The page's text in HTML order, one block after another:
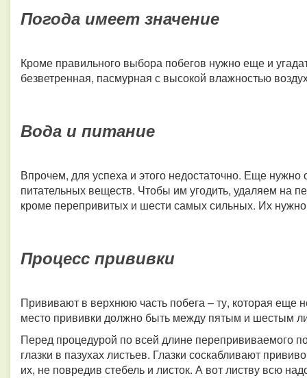
Погода имеет значение
Кроме правильного выбора побегов нужно еще и
безветренная, пасмурная с высокой влажностью
Вода и питание
Впрочем, для успеха и этого недостаточно. Еще
питательных веществ. Чтобы им угодить, удаляем на
кроме перепривитых и шести самых сильных. Их
Процесс прививки
Прививают в верхнюю часть побега – ту, которая еще
место прививки должно быть между пятым и шестым
Перед процедурой по всей длине перепрививаемого
глазки в пазухах листьев. Глазки соскабливают
их, не повредив стебель и листок. А вот листву всю